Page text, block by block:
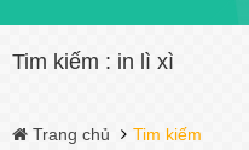
Tim kiếm : in lì xì
Trang chủ Tim kiếm